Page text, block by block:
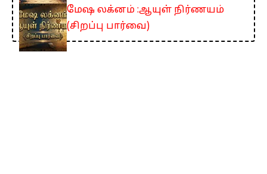
மேஷ லக்னம் :ஆயுள் நிர்ணயம்
(சிறப்பு பார்வை)